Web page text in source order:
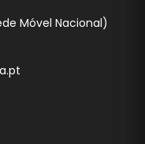
Móvel Nacional)